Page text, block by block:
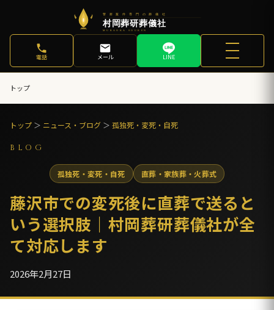
電話 メール LINE
トップ
トップ ＞ ニュース・ブログ ＞ 孤独死・変死・自死
BLOG
孤独死・変死・自死 直葬・家族葬・火葬式
藤沢市での変死後に直葬で送ると
いう選択肢｜村岡葬研葬儀社が全
て対応します
2026年2月27日